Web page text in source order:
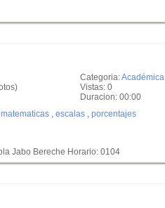
Categoria:Académica
Vistas: 0
Duracion: 00:00
matematicas , escalas , porcentajes
Jabo Bereche Horario: 0104